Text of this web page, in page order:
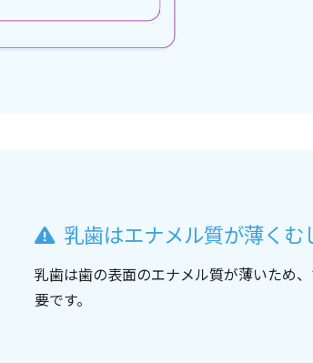
乳歯はエナメル質が薄く む
乳歯は歯の表面のエナメル質が薄いため
要です。